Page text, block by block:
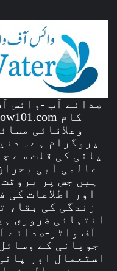
صدائے آب -وائس
وعلاقائی
پروگرام ہے۔
پانی کی قلت سے
عالمی آبی
ہیں جس پر
اور اطلاعات
زندگی کی بقا،
انتہائی ضروری
آف واٹر-صدائے
جوپانی کے
استعمال اور